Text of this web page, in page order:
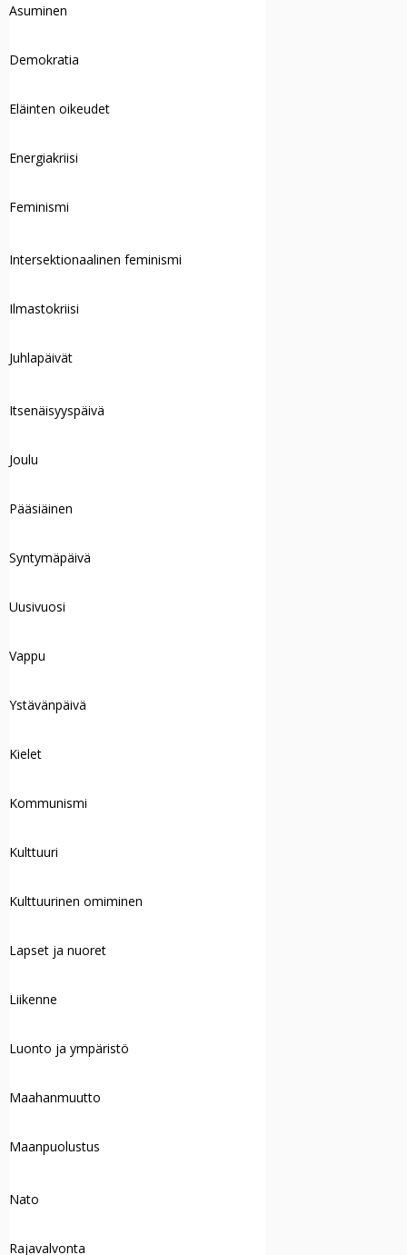
Asuminen
Demokratia
Eläinten oikeudet
Energiakriisi
Feminismi
Intersektionaalinen feminismi
Ilmastokriisi
Juhlapäivät
Itsenäisyyspäivä
Joulu
Pääsiäinen
Syntymäpäivä
Uusivuosi
Vappu
Ystävänpäivä
Kielet
Kommunismi
Kulttuuri
Kulttuurinen omiminen
Lapset ja nuoret
Liikenne
Luonto ja ympäristö
Maahanmuutto
Maanpuolustus
Nato
Rajavalvonta